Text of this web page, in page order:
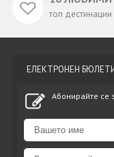
топ дестинации
ЕЛЕКТРОНЕН
Абонирайте се